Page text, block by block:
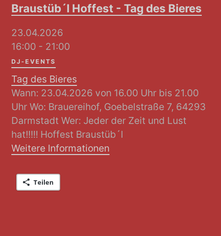
Braustüb´l Hoffest - Tag des Bieres
23.04.2026
16:00 - 21:00
DJ-EVENTS
Tag des Bieres
Wann: 23.04.2026 von 16.00 Uhr bis 21.00
Uhr Wo: Brauereihof, Goebelstraße 7, 64293
Darmstadt Wer: Jeder der Zeit und Lust
hat!!!!! Hoffest Braustüb´l
Weitere Informationen
Teilen